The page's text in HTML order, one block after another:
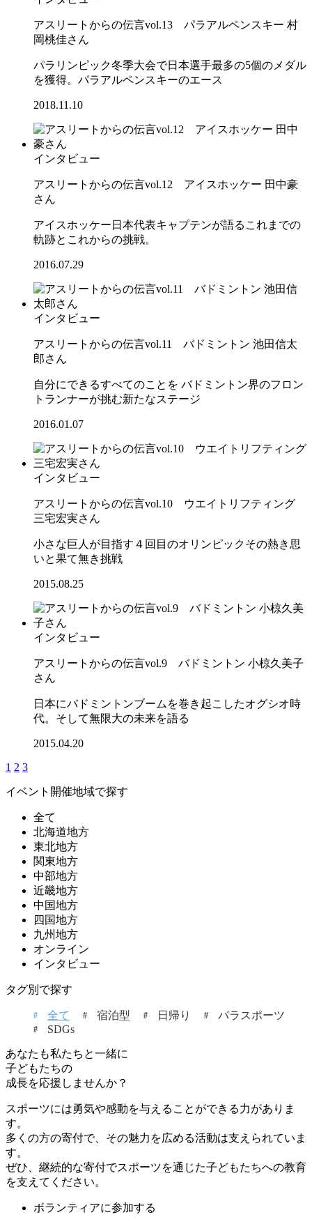
アスリートからの伝言vol.13 パラアルペンスキー 村
岡桃佳さん
パラリンピック冬季大会で日本選手最多の5個のメダル
を獲得。パラアルペンスキーのエース
2018.11.10
インタビュー
アスリートからの伝言vol.12 アイスホッケー 田中豪
さん
アイスホッケー日本代表キャプテンが語るこれまでの
軌跡とこれからの挑戦。
2016.07.29
インタビュー
アスリートからの伝言vol.11 バドミントン 池田信太
郎さん
自分にできるすべてのことを バドミントン界のフロン
トランナーが挑む新たなステージ
2016.01.07
インタビュー
アスリートからの伝言vol.10 ウエイトリフティング
三宅宏実さん
小さな巨人が目指す４回目のオリンピックその熱き思
いと果て無き挑戦
2015.08.25
インタビュー
アスリートからの伝言vol.9 バドミントン 小椋久美子
さん
日本にバドミントンブームを巻き起こしたオグシオ時
代。そして無限大の未来を語る
2015.04.20
1 2 3
イベント開催地域で探す
全て
北海道地方
東北地方
関東地方
中部地方
近畿地方
中国地方
四国地方
九州地方
オンライン
インタビュー
タグ別で探す
全て 宿泊型 日帰り
パラスポーツ
SDGs
あなたも私たちと一緒に
子どもたちの
成長を応援しませんか？
スポーツには勇気や感動を与えることができる力がありま
す。
多くの方の寄付で、その魅力を広める活動は支えられていま
す。
ぜひ、継続的な寄付でスポーツを通じた子どもたちへの教育
を支えてください。
ボランティアに参加する